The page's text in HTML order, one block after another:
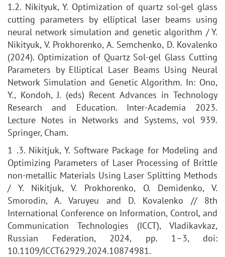
1.2. Nikityuk, Y. Optimization of quartz sol-gel glass
cutting parameters by elliptical laser beams using
neural network simulation and genetic algorithm / Y.
Nikityuk, V. Prokhorenko, A. Semchenko, D. Kovalenko
(2024). Optimization of Quartz Sol-gel Glass Cutting
Parameters by Elliptical Laser Beams Using Neural
Network Simulation and Genetic Algorithm. In: Ono,
Y., Kondoh, J. (eds) Recent Advances in Technology
Research and Education. Inter-Academia 2023.
Lecture Notes in Networks and Systems, vol 939.
Springer, Cham.
1 .3. Nikitjuk, Y. Software Package for Modeling and
Optimizing Parameters of Laser Processing of Brittle
non-metallic Materials Using Laser Splitting Methods
/ Y. Nikitjuk, V. Prokhorenko, O. Demidenko, V.
Smorodin, A. Varuyeu and D. Kovalenko // 8th
International Conference on Information, Control, and
Communication Technologies (ICCT), Vladikavkaz,
Russian Federation, 2024, pp. 1–3, doi:
10.1109/ICCT62929.2024.10874981.